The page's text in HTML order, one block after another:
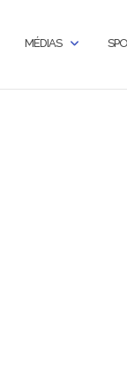
MÉDIAS